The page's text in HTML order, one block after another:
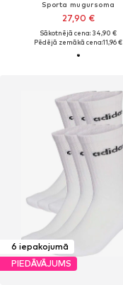
Sporta mugursoma
27,90 €
Sākotnējā cena: 34,90 €
Pēdējā zemākā cena:11,96 €
6 iepakojumā
PIEDĀVĀJUMS